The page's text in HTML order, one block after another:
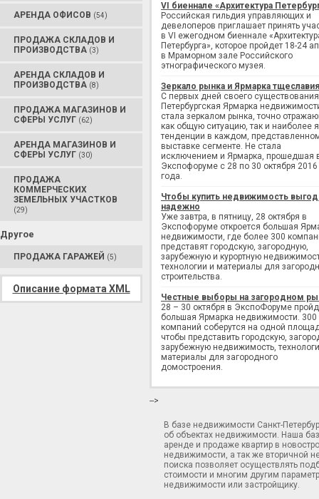
АРЕНДА ОФИСОВ (54)
ПРОДАЖА СКЛАДОВ И
ПРОИЗВОДСТВА (3)
АРЕНДА СКЛАДОВ И
ПРОИЗВОДСТВА (8)
ПРОДАЖА МАГАЗИНОВ И
СФЕРЫ УСЛУГ (62)
АРЕНДА МАГАЗИНОВ И
СФЕРЫ УСЛУГ (30)
ПРОДАЖА
КОММЕРЧЕСКИХ
ЗЕМЕЛЬНЫХ УЧАСТКОВ
(29)
Другое
ПРОДАЖА ГАРАЖЕЙ (5)
Описание формата XML
VI биеннале «Архитектура
Российская гильдия управляющих и
девелоперов приглашает принять
в VI ежегодном биеннале
Петербурга», которое пройдет 18-24
в Мраморном зале Российского
этнографического музея.
Зеркало рынка и Ярмарка тщеславия
С первых дней своего существования
Петербургская Ярмарка
стала зеркалом рынка, точно
как общую ситуацию, так и наиболее
тенденции в каждом,
выставке сегменте. Не стала
исключением и Ярмарка, прошедшая
Экспофоруме с 28 по 30 октября 2016
года.
Чтобы купить недвижимость
надежно
Уже завтра, в пятницу, 28 октября в
Экспофоруме откроется большая
недвижимости, где более 300
представят городскую, загородную,
зарубежную и курортную
технологии и материалы для
строительства.
Честные выборы на загородном
28 – 30 октября в ЭкспоФоруме
большая Ярмарка недвижимости. 300
компаний соберутся на одной
чтобы представить городскую,
зарубежную недвижимость,
материалы для загородного
домостроения.
-->
В базе недвижимости Санкт-
об объектах недвижимости. Наша
аренде и продаже квартир в
недвижимости, а так же вторичной
поиска позволяет осуществлять
стоимости и многим другим
недвижимости или застройщику.